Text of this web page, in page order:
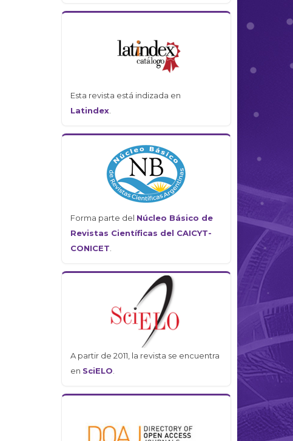
Esta revista está indizada en
Latindex.
Forma parte del Núcleo Básico de
Revistas Científicas del CAICYT-
CONICET.
A partir de 2011, la revista se encuentra
en SciELO.